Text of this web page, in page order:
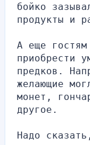
бойко
продукты и
А еще гостям
приобрести
предков.
желающие
монет,
другое.
Надо